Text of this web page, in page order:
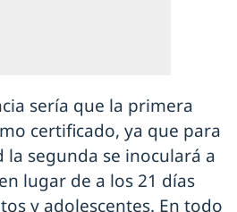
sería que la primera
certificado, ya que para
segunda se inoculará a
lugar de a los 21 días
y adolescentes. En todo